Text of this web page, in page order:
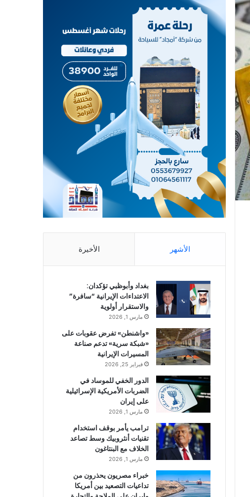
الأشهر الأخيرة
بغداد وأبوظبي تؤكدان:
الاعتداءات الإيرانية “سافرة”
والاستقرار أولوية
مارس 1, 2026
«واشنطن» تفرض عقوبات على
«شبكة سرية» تدعم صناعة
المسيرات الإيرانية
فبراير 25, 2026
الدور الخفي للموساد في
الضربات الأمريكية الإسرائيلية
على إيران
مارس 1, 2026
ترامب يأمر بوقف استخدام
تقنيات أنثروبيك وسط تصاعد
الخلاف مع البنتاغون
مارس 1, 2026
خبراء مصريون يحذرون من
تداعيات التصعيد بين أمريكا